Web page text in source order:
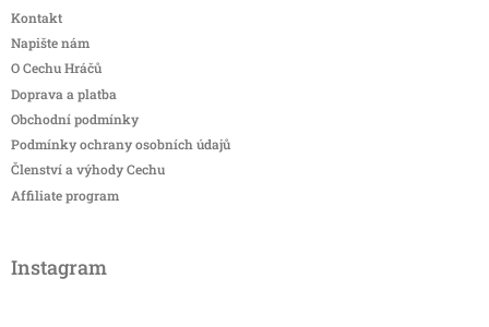
Kontakt
Napište nám
O Cechu Hráčů
Doprava a platba
Obchodní podmínky
Podmínky ochrany osobních údajů
Členství a výhody Cechu
Affiliate program
Instagram